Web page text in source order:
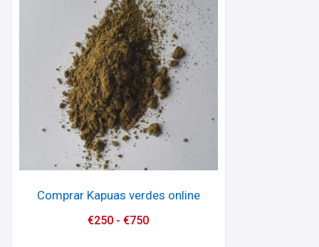
Comprar Kapuas verdes online
€250 -€750